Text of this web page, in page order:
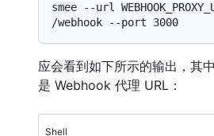
smee --url
应会看到如下所示的输出，其中
是 Webhook 代理 URL：
Shell